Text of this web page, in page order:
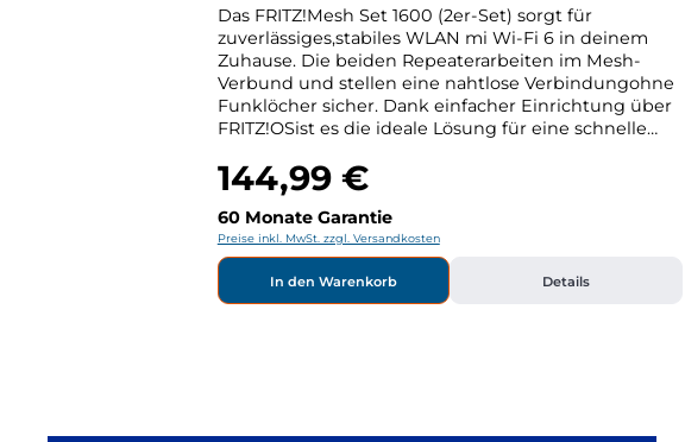
Das FRITZ!Mesh Set 1600 (2er-Set) sorgt für
zuverlässiges,stabiles WLAN mi Wi-Fi 6 in deinem
Zuhause. Die beiden Repeaterarbeiten im Mesh-
Verbund und stellen eine nahtlose Verbindungohne
Funklöcher sicher. Dank einfacher Einrichtung über
FRITZ!OSist es die ideale Lösung für eine schnelle
Kontakt FRITZ! GmbHAlt-Moabit 95DE - 10559,
Berlinwww.fritz.com
Regulärer Preis:
144,99 €
60 Monate Garantie
Preise inkl. MwSt. zzgl. Versandkosten
In den Warenkorb Details